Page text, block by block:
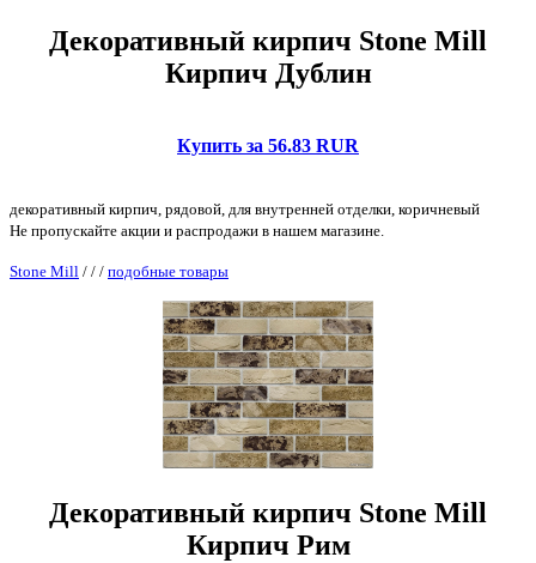
Декоративный кирпич Stone Mill
Кирпич Дублин
Купить за 56.83 RUR
декоративный кирпич, рядовой, для внутренней отделки, коричневый
Не пропускайте акции и распродажи в нашем магазине.
Stone Mill / / / подобные товары
Декоративный кирпич Stone Mill
Кирпич Рим